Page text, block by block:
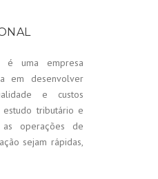
é uma empresa
em desenvolver
e custos
tributário e
operações de
sejam rápidas,